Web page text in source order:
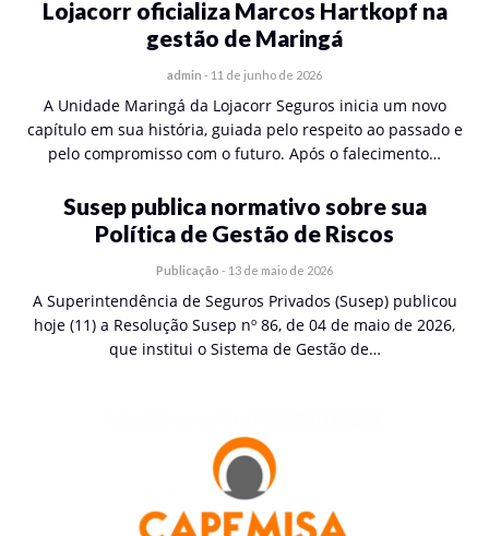
Lojacorr oficializa Marcos Hartkopf na
gestão de Maringá
admin - 11 de junho de 2026
A Unidade Maringá da Lojacorr Seguros inicia um novo
capítulo em sua história, guiada pelo respeito ao passado e
pelo compromisso com o futuro. Após o falecimento…
Susep publica normativo sobre sua
Política de Gestão de Riscos
Publicação - 13 de maio de 2026
A Superintendência de Seguros Privados (Susep) publicou
hoje (11) a Resolução Susep nº 86, de 04 de maio de 2026,
que institui o Sistema de Gestão de…